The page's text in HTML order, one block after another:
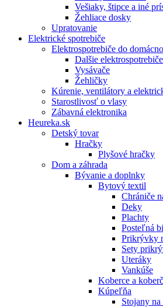
Vešiaky, štipce a iné
Žehliace dosky
Upratovanie
Elektrické spotrebiče
Elektrospotrebiče do
Dalšie
Vysávače
Žehličky
Kúrenie, ventilátory a
Starostlivosť o vlasy
Zábavná elektronika
Heureka.sk
Detský tovar
Hračky
Plyšové hračky
Dom a záhrada
Bývanie a doplnky
Bytový textil
Chrániče
Deky
Plachty
Posteľná
Prikrývky
Sety
Uteráky
Vankúše
Koberce a
Kúpeľňa
Stojany